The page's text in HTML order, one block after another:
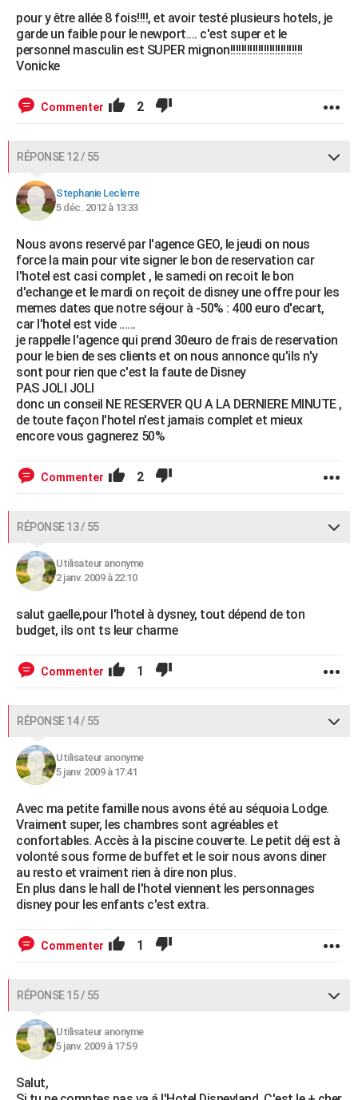
pour y être allée 8 fois!!!!, et avoir testé plusieurs hotels, je
garde un faible pour le newport.... c'est super et le
personnel masculin est SUPER mignon!!!!!!!!!!!!!!!!!!!!!!!!!!
Vonicke
Commenter 2
RÉPONSE 12 / 55
Stephanie Leclerre
5 déc. 2012 à 13:33
Nous avons reservé par l'agence GEO, le jeudi on nous
force la main pour vite signer le bon de reservation car
l'hotel est casi complet , le samedi on recoit le bon
d'echange et le mardi on reçoit de disney une offre pour les
memes dates que notre séjour à -50% : 400 euro d'ecart,
car l'hotel est vide ......
je rappelle l'agence qui prend 30euro de frais de reservation
pour le bien de ses clients et on nous annonce qu'ils n'y
sont pour rien que c'est la faute de Disney
PAS JOLI JOLI
donc un conseil NE RESERVER QU A LA DERNIERE MINUTE ,
de toute façon l'hotel n'est jamais complet et mieux
encore vous gagnerez 50%
Commenter 2
RÉPONSE 13 / 55
Utilisateur anonyme
2 janv. 2009 à 22:10
salut gaelle,pour l'hotel à dysney, tout dépend de ton
budget, ils ont ts leur charme
Commenter 1
RÉPONSE 14 / 55
Utilisateur anonyme
5 janv. 2009 à 17:41
Avec ma petite famille nous avons été au séquoia Lodge.
Vraiment super, les chambres sont agréables et
confortables. Accès à la piscine couverte. Le petit déj est à
volonté sous forme de buffet et le soir nous avons diner
au resto et vraiment rien à dire non plus.
En plus dans le hall de l'hotel viennent les personnages
disney pour les enfants c'est extra.
Commenter 1
RÉPONSE 15 / 55
Utilisateur anonyme
5 janv. 2009 à 17:59
Salut,